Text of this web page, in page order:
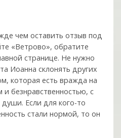
чем оставить отзыв под
«Ветрово», обратите
странице. Не нужно
Иоанна склонять других
которая есть вражда на
без­нрав­ствен­ностью, с
Если для кого-то
стали нормой, то он